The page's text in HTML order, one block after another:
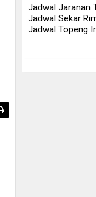
Jadwal Jaranan
Jadwal Sekar
Jadwal Topeng